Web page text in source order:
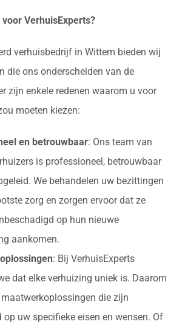
VerhuisExperts?
verhuisbedrijf in Wittem bieden wij
die ons onderscheiden van de
zijn enkele redenen waarom u voor
moeten kiezen:
en betrouwbaar: Ons team van
is professioneel, betrouwbaar
We behandelen uw bezittingen
zorg en zorgen ervoor dat ze
op hun nieuwe
aankomen.
: Bij VerhuisExperts
dat elke verhuizing uniek is. Daarom
maatwerkoplossingen die zijn
op uw specifieke eisen en wensen. Of